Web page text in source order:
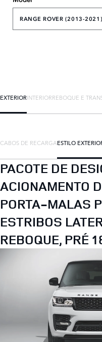
RANGE ROVER (2013-2021)
EXTERIORINTERIORREBOQUE E
CABOS DE RECARGAESTILO
PACOTE DE
ACIONAMENTO
PORTA-MALAS
ESTRIBOS
REBOQUE, PRÉ